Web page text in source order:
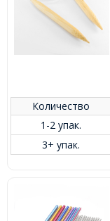
Количество
1-2 упак.
3+ упак.